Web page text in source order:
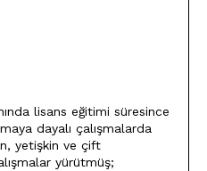
lisans eğitimi süresince
dayalı çalışmalarda
yetişkin ve çift
yürütmüş;